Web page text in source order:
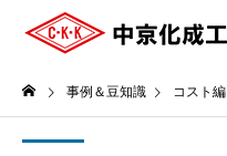
事例＆豆知識 コスト編